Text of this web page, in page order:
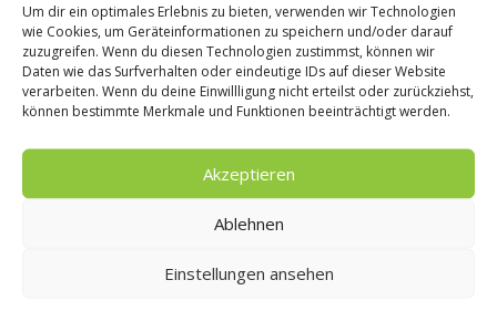
Um dir ein optimales Erlebnis zu bieten, verwenden wir Technologien
wie Cookies, um Geräteinformationen zu speichern und/oder darauf
zuzugreifen. Wenn du diesen Technologien zustimmst, können wir
Daten wie das Surfverhalten oder eindeutige IDs auf dieser Website
verarbeiten. Wenn du deine Einwillligung nicht erteilst oder zurückziehst,
können bestimmte Merkmale und Funktionen beeinträchtigt werden.
Akzeptieren
Ablehnen
Einstellungen ansehen
Federico
Rezepte
Rezept:
Büsumer
14. Januar 2013
Was isst Deutschland